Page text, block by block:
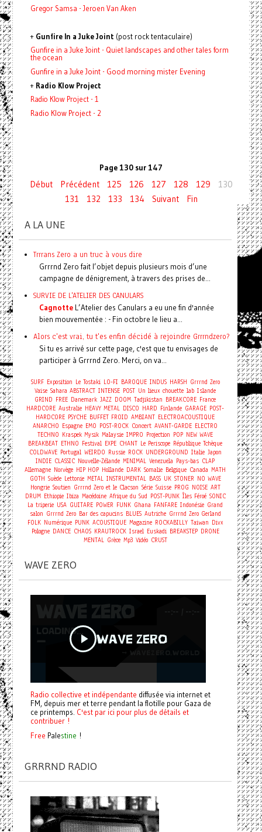
Gregor Samsa - Jeroen Van Aken
+ Gunfire In a Juke Joint (post rock tentaculaire)
Gunfire in a Juke Joint - Quiet landscapes and other tales form
the ocean
Gunfire in a Juke Joint - Good morning mister Evening
+ Radio Klow Project
Radio Klow Project - 1
Radio Klow Project - 2
Page 130 sur 147
Début Précédent 125 126 127 128 129
130
131
132 133 134 Suivant Fin
A LA UNE
Trrrans Zero a un truc à vous dire
Grrrnd Zero fait l’objet depuis plusieurs mois d’une
campagne de dénigrement, à travers des prises de...
SURVIE DE L'ATELIER DES CANULARS
CagnotteL’Atelier des Canulars a eu une fin d'année
bien mouvementée : - Fin octobre le lieu a...
Alors c'est vrai, tu t'es enfin décidé à rejoindre Grrrndzero?
Si tu es arrivé sur cette page, c'est que tu envisages de
participer à Grrrnd Zero. Merci, on va...
SURF Exposition Le Tostaki LO-FI BAROQUE INDUS HARSH Grrrnd Zero
Vaise Sahara ABSTRACT INTENSE POST Un lieux chouette lab Islande
GRIND FREE Danemark JAZZ DOOM Tadjikistan BREAKCORE France
HARDCORE Australie HEAVY METAL DISCO HARD Finlande GARAGE POST-
HARDCORE PSYCHE BUFFET FROID AMBIANT ELECTROACOUSTIQUE
ANARCHO Espagne EMO POST-ROCK Concert AVANT-GARDE ELECTRO
TECHNO Kraspek Mysik Malaysie IMPRO Projection POP NEW WAVE
BREAKBEAT ETHNO Festival EXPE CHANT Le Periscope République Tchèque
COLDWAVE Portugal WEIRDO Russie ROCK UNDERGROUND Italie Japon
INDIE CLASSIC Nouvelle-Zélande MINIMAL Venezuela Pays-bas CLAP
Allemagne Norvège HIP HOP Hollande DARK Somalie Belgique Canada MATH
GOTH Suède Lettonie METAL INSTRUMENTAL BASS UK STONER NO WAVE
Hongrie Soutien Grrrnd Zero et le Clacson Série Suisse PROG NOISE ART
DRUM Ethiopie Ibiza Macédoine Afrique du Sud POST-PUNK Îles Féroé SONIC
La triperie USA GUITARE POWER FUNK Ghana FANFARE Indonésie Grand
salon Grrrnd Zero Bar des capucins BLUES Autriche Grrrnd Zero Gerland
FOLK Numérique PUNK ACOUSTIQUE Magazine ROCKABILLY Taiwan Divx
Pologne DANCE CHAOS KRAUTROCK Israel Euskadi BREAKSTEP DRONE
MENTAL Grèce Mp3 Vidéo CRUST
WAVE ZERO
Radio collective et indépendante diffusée via internet et
FM, depuis mer et terre pendant la flotille pour Gaza de
ce printemps. C'est par ici pour plus de détails et
contribuer !
Free Palestine !
GRRRND RADIO